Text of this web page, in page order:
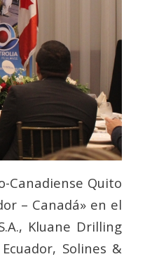
Canadiense Quito
– Canadá» en el
Kluane Drilling
Solines &